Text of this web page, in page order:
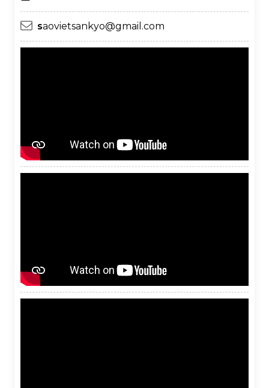
saovietsankyo@gmail.com